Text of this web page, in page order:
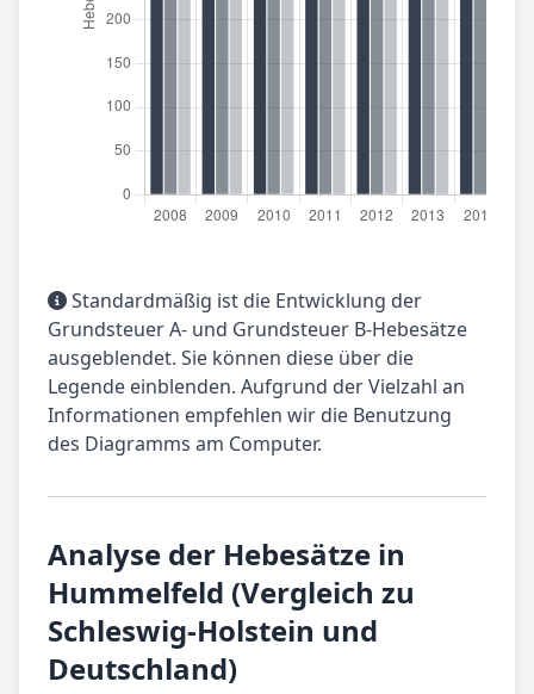
Standardmäßig ist die Entwicklung der
Grundsteuer A- und Grundsteuer B-Hebesätze
ausgeblendet. Sie können diese über die
Legende einblenden. Aufgrund der Vielzahl an
Informationen empfehlen wir die Benutzung
des Diagramms am Computer.
Analyse der Hebesätze in
Hummelfeld (Vergleich zu
Schleswig-Holstein und
Deutschland)